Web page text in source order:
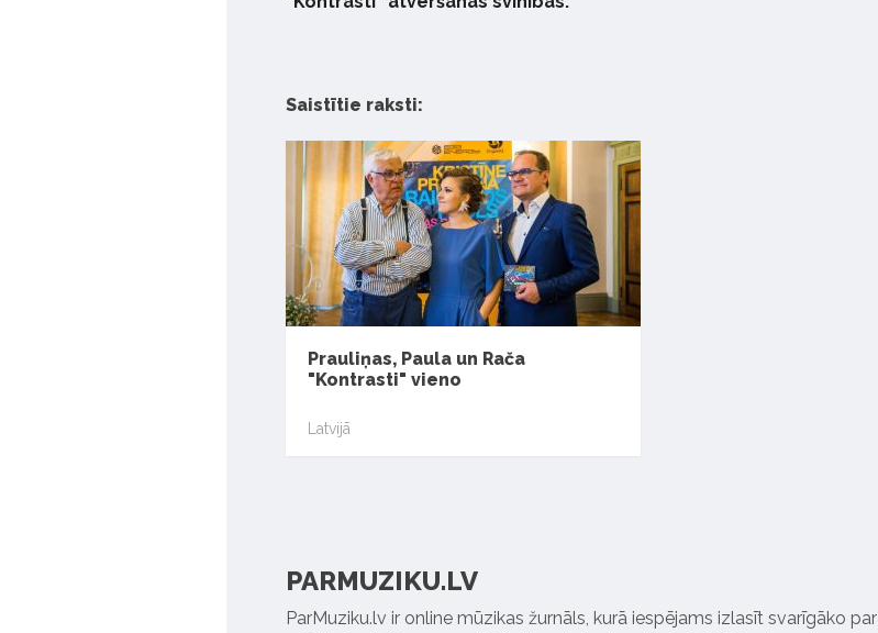
Saistītie raksti:
Prauliņas, Paula un Rača
"Kontrasti" vieno
Latvijā
PARMUZIKU.LV
ParMuziku.lv ir online mūzikas žurnāls, kurā iespējams izlasīt svarīgāko par